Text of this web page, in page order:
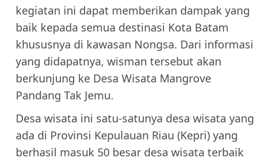
kegiatan ini dapat memberikan dampak yang
baik kepada semua destinasi Kota Batam
khususnya di kawasan Nongsa. Dari informasi
yang didapatnya, wisman tersebut akan
berkunjung ke Desa Wisata Mangrove
Pandang Tak Jemu.
Desa wisata ini satu-satunya desa wisata yang
ada di Provinsi Kepulauan Riau (Kepri) yang
berhasil masuk 50 besar desa wisata terbaik